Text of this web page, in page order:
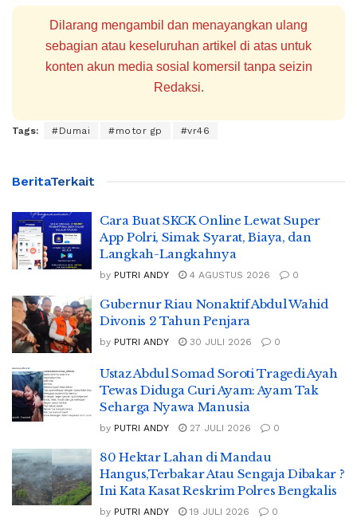
Dilarang mengambil dan menayangkan ulang
sebagian atau keseluruhan artikel di atas untuk
konten akun media sosial komersil tanpa seizin
Redaksi.
Tags: #Dumai #motor gp #vr46
BeritaTerkait
Cara Buat SKCK Online Lewat Super
App Polri, Simak Syarat, Biaya, dan
Langkah-Langkahnya
by PUTRI ANDY 4 AGUSTUS 2026 0
Gubernur Riau Nonaktif Abdul Wahid
Divonis 2 Tahun Penjara
by PUTRI ANDY 30 JULI 2026 0
Ustaz Abdul Somad Soroti Tragedi Ayah
Tewas Diduga Curi Ayam: Ayam Tak
Seharga Nyawa Manusia
by PUTRI ANDY 27 JULI 2026 0
80 Hektar Lahan di Mandau
Hangus,Terbakar Atau Sengaja Dibakar ?
Ini Kata Kasat Reskrim Polres Bengkalis
by PUTRI ANDY 19 JULI 2026 0